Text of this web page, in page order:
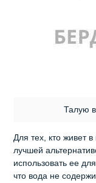
Талую
Для тех, кто живет в
лучшей
использовать ее
что вода не